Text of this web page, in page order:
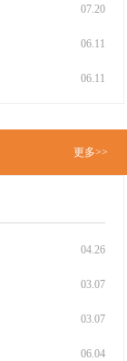
07.20
06.11
06.11
更多>>
04.26
03.07
03.07
06.04